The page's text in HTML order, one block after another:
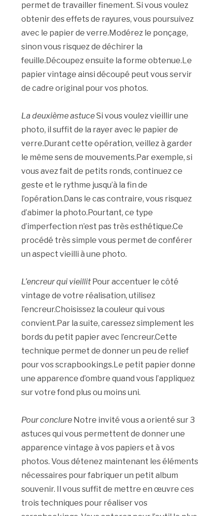
permet de travailler finement. Si vous voulez
obtenir des effets de rayures, vous poursuivez
avec le papier de verre.Modérez le ponçage,
sinon vous risquez de déchirer la
feuille.Découpez ensuite la forme obtenue.Le
papier vintage ainsi découpé peut vous servir
de cadre original pour vos photos.
La deuxième astuceSi vous voulez vieillir une
photo, il suffit de la rayer avec le papier de
verre.Durant cette opération, veillez à garder
le même sens de mouvements.Par exemple, si
vous avez fait de petits ronds, continuez ce
geste et le rythme jusqu’à la fin de
l’opération.Dans le cas contraire, vous risquez
d’abimer la photo.Pourtant, ce type
d’imperfection n’est pas très esthétique.Ce
procédé très simple vous permet de conférer
un aspect vieilli à une photo.
L’encreur qui vieillitPour accentuer le côté
vintage de votre réalisation, utilisez
l’encreur.Choisissez la couleur qui vous
convient.Par la suite, caressez simplement les
bords du petit papier avec l’encreur.Cette
technique permet de donner un peu de relief
pour vos scrapbookings.Le petit papier donne
une apparence d’ombre quand vous l’appliquez
sur votre fond plus ou moins uni.
Pour conclure Notre invité vous a orienté sur 3
astuces qui vous permettent de donner une
apparence vintage à vos papiers et à vos
photos. Vous détenez maintenant les éléments
nécessaires pour fabriquer un petit album
souvenir. Il vous suffit de mettre en œuvre ces
trois techniques pour réaliser vos